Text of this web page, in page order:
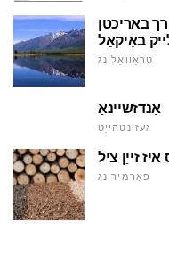
באריכטן
באַיקאַל
טראַוואַלינג
אַנדזשיינאַ
געזונטהייַט
זייַן ציל
פאָרמירונג